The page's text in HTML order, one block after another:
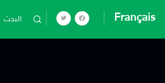
البحث Français